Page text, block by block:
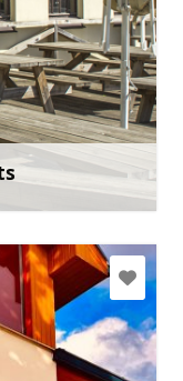
Uzzināt vairāk